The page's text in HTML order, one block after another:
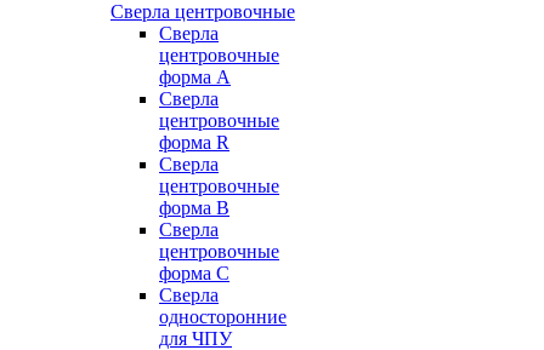
Сверла центровочные
Сверла
центровочные
форма A
Сверла
центровочные
форма R
Сверла
центровочные
форма B
Сверла
центровочные
форма C
Сверла
односторонние
для ЧПУ